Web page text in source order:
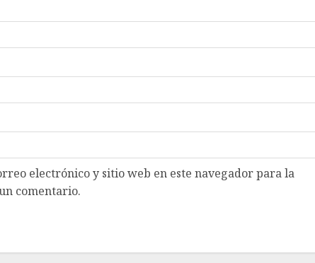
electrónico y sitio web en este navegador para la
comentario.